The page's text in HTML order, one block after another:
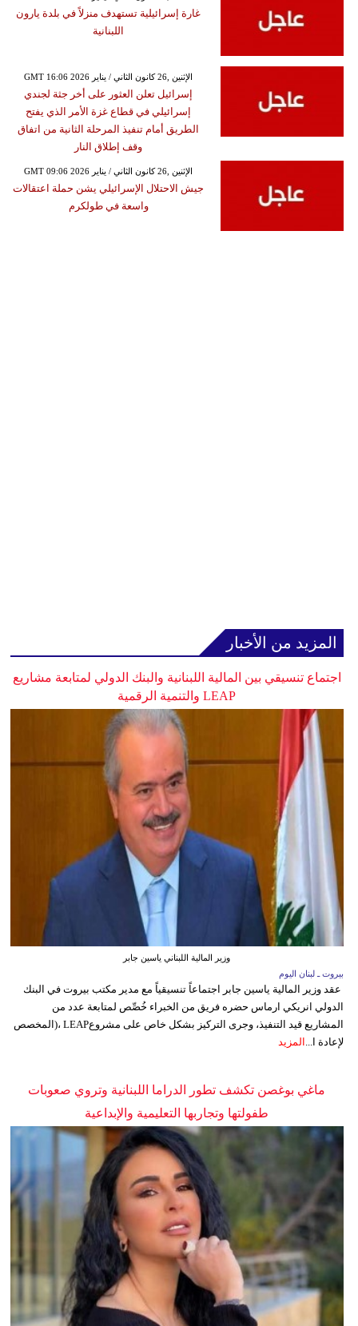
غارة إسرائيلية تستهدف منزلاً في بلدة يارون
اللبنانية
GMT 16:06 2026 الإثنين ,26 كانون الثاني / يناير
إسرائيل تعلن العثور على أخر جثة لجندي
إسرائيلي في قطاع غزة الأمر الذي يفتح
الطريق أمام تنفيذ المرحلة الثانية من اتفاق
وقف إطلاق النار
GMT 09:06 2026 الإثنين ,26 كانون الثاني / يناير
جيش الاحتلال الإسرائيلي يشن حملة اعتقالات
واسعة في طولكرم
المزيد من الأخبار
اجتماع تنسيقي بين المالية اللبنانية والبنك الدولي لمتابعة مشاريع
LEAP والتنمية الرقمية
وزير المالية اللبناني ياسين جابر
بيروت ـ لبنان اليوم
عقد وزير المالية ياسين جابر اجتماعاً تنسيقياً مع مدير مكتب بيروت في البنك
الدولي انريكي ارماس حضره فريق من الخبراء خُصِّص لمتابعة عدد من
المشاريع قيد التنفيذ، وجرى التركيز بشكل خاص على مشروعLEAP ،(المخصص
لإعادة ا... المزيد
ماغي بوغصن تكشف تطور الدراما اللبنانية وتروي صعوبات
طفولتها وتجاربها التعليمية والإبداعية